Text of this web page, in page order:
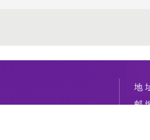
地
邮